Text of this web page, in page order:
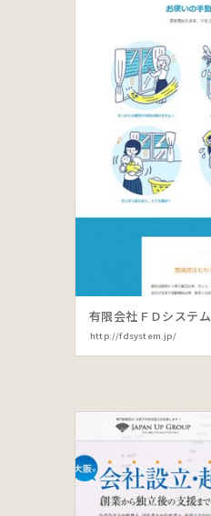
有限会社ＦＤシステム
http://fdsystem.jp/